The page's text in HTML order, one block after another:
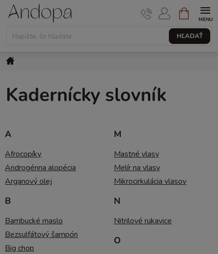
Prejsť
HĽADAŤ
NÁKUPNÝ
KOŠÍK
Kadernícky slovník
A
Afrocopíky
Androgénna alopécia
Arganový olej
B
Bambucké maslo
Bezsulfátový šampón
Big chop
M
Mastné vlasy
Melír na vlasy
Mikrocirkulácia vlasov
N
Nitrilové rukavice
O